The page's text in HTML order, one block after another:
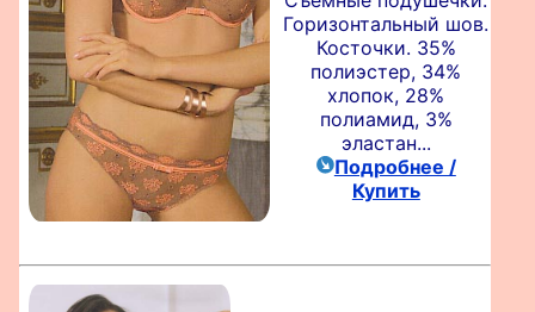
Горизонтальный шов.
Косточки. 35%
полиэстер, 34%
хлопок, 28%
полиамид, 3%
эластан...
Подробнее /
Купить